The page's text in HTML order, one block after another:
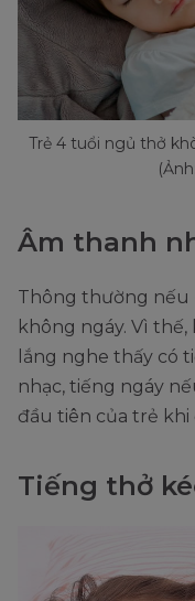
Trẻ 4 tuổi ngủ thở
Âm thanh
Thông thường nếu
không ngáy. Vì thế,
lắng nghe thấy có
nhạc, tiếng ngáy
đầu tiên của trẻ khi
Tiếng thở